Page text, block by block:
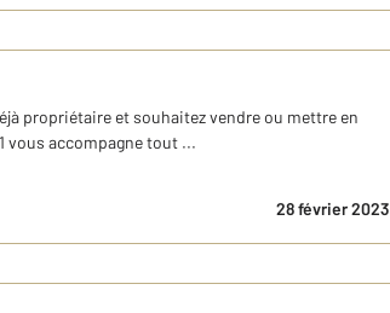
propriétaire et souhaitez vendre ou mettre en
vous accompagne tout ...
28 février 2023